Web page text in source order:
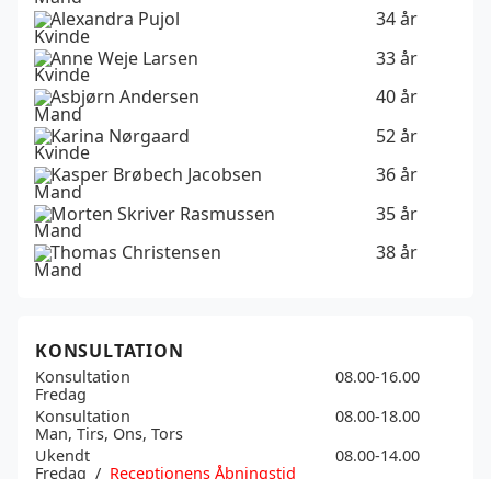
Alexandra Pujol
34 år
Anne Weje Larsen
33 år
Asbjørn Andersen
40 år
Karina Nørgaard
52 år
Kasper Brøbech Jacobsen
36 år
Morten Skriver Rasmussen
35 år
Thomas Christensen
38 år
KONSULTATION
Konsultation
08.00-16.00
Fredag
Konsultation
08.00-18.00
Man, Tirs, Ons, Tors
Ukendt
08.00-14.00
Fredag / Receptionens Åbningstid